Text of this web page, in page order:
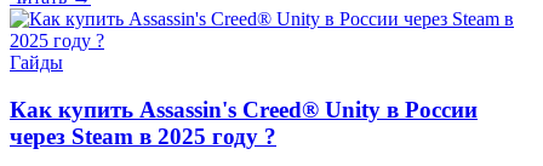
Гайды
Как купить Assassin's Creed® Unity в России
через Steam в 2025 году ?